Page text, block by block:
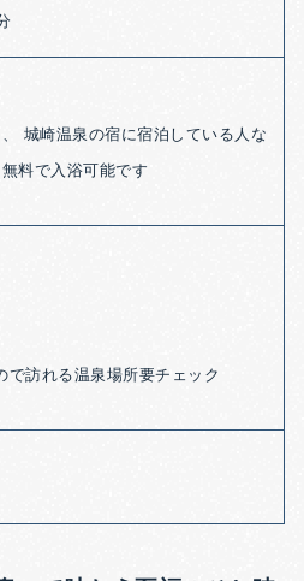
城崎温泉の宿に宿泊している人な
料で入浴可能です
で訪れる温泉場所要チェック